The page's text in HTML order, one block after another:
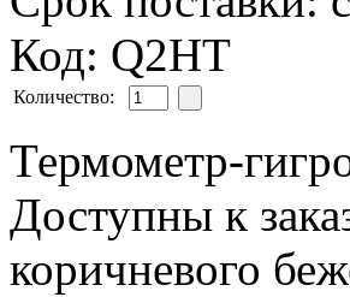
Код: Q2HT
Количество:
Термометр-
Доступны к
коричневого